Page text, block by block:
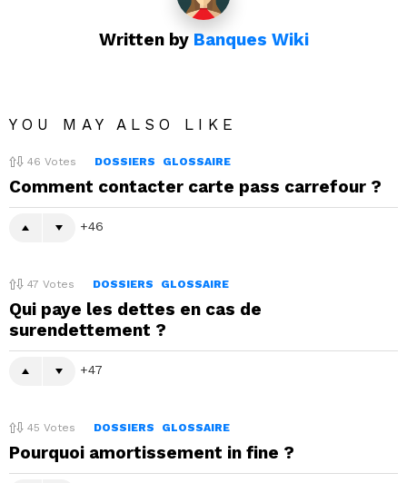
Written by Banques Wiki
YOU MAY ALSO LIKE
46 Votes DOSSIERS GLOSSAIRE
Comment contacter carte pass carrefour ?
46
47 Votes DOSSIERS GLOSSAIRE
Qui paye les dettes en cas de
surendettement ?
47
45 Votes DOSSIERS GLOSSAIRE
Pourquoi amortissement in fine ?